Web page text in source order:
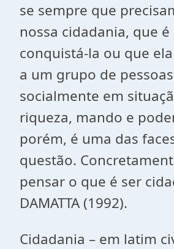
se sempre que
nossa cidadania, que
conquistá-la ou que
a um grupo de pessoas
socialmente em
riqueza, mando e
porém, é uma das
questão.
pensar o que é ser
DAMATTA (1992).
Cidadania – em latim